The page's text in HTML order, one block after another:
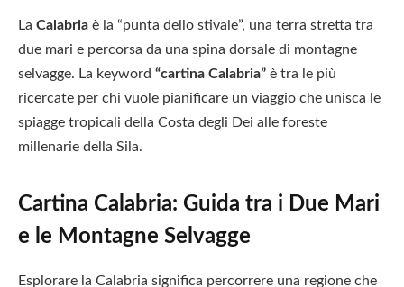
La Calabria è la “punta dello stivale”, una terra stretta tra
due mari e percorsa da una spina dorsale di montagne
selvagge. La keyword “cartina Calabria” è tra le più
ricercate per chi vuole pianificare un viaggio che unisca le
spiagge tropicali della Costa degli Dei alle foreste
millenarie della Sila.
Cartina Calabria: Guida tra i Due Mari
e le Montagne Selvagge
Esplorare la Calabria significa percorrere una regione che